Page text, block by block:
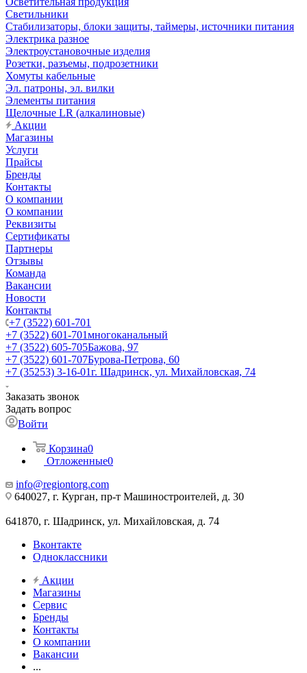
Светильники
Стабилизаторы, блоки защиты, таймеры, источники питания
Электрика разное
Электроустановочные изделия
Розетки, разъемы, подрозетники
Хомуты кабельные
Эл. патроны, эл. вилки
Элементы питания
Щелочные LR (алкалиновые)
Акции
Магазины
Услуги
Прайсы
Бренды
Контакты
О компании
О компании
Реквизиты
Сертификаты
Партнеры
Отзывы
Команда
Вакансии
Новости
Контакты
+7 (3522) 601-701
+7 (3522) 601-701многоканальный
+7 (3522) 605-705Бажова, 97
+7 (3522) 601-707Бурова-Петрова, 60
+7 (35253) 3-16-01г. Шадринск, ул. Михайловская, 74
Заказать звонок
Задать вопрос
Войти
Корзина0
Отложенные0
info@regiontorg.com
640027, г. Курган, пр-т Машиностроителей, д. 30
641870, г. Шадринск, ул. Михайловская, д. 74
Вконтакте
Одноклассники
Акции
Магазины
Сервис
Бренды
Контакты
О компании
Вакансии
...